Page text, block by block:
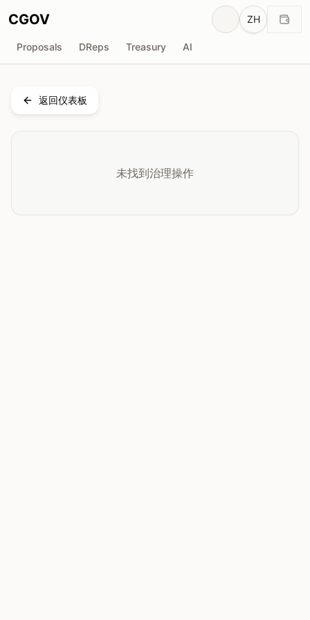
CGOV ZH
Proposals DReps Treasury AI
返回仪表板
未找到治理操作